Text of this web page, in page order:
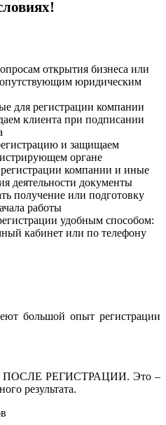
открытия бизнеса или
юридическим
для регистрации компании
клиента при подписании
и защищаем
органе
компании и иные
деятельности документы
получение или подготовку
работы
удобным способом:
кабинет или по телефону
большой опыт регистрации
ПОСЛЕ РЕГИСТРАЦИИ. Это –
результата.